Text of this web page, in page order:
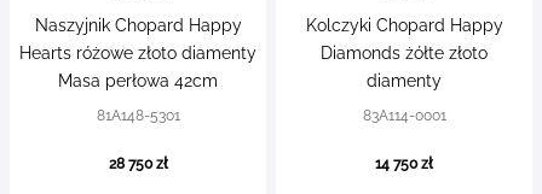
Naszyjnik Chopard Happy
Hearts różowe złoto diamenty
Masa perłowa 42cm
81A148-5301
28 750 zł
Kolczyki Chopard Happy
Diamonds żółte złoto
diamenty
83A114-0001
14 750 zł